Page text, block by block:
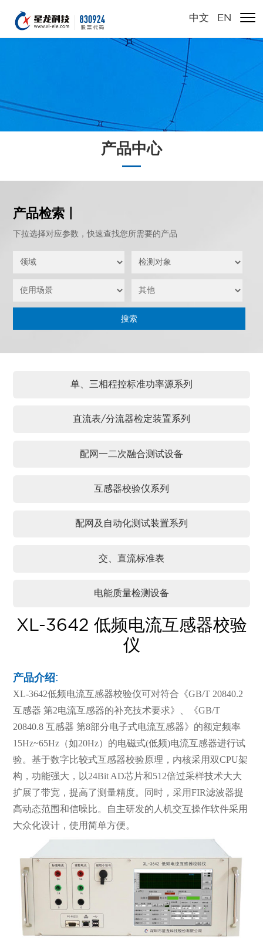
中文 EN
产品中心
产品检索 |
下拉选择对应参数，快速查找您所需要的产品
单、三相程控标准功率源系列
直流表/分流器检定装置系列
配网一二次融合测试设备
互感器校验仪系列
配网及自动化测试装置系列
交、直流标准表
电能质量检测设备
XL-3642 低频电流互感器校验
仪
产品介绍:
XL-3642低频电流互感器校验仪可对符合《GB/T 20840.2
互感器 第2电流互感器的补充技术要求》、《GB/T
20840.8 互感器 第8部分电子式电流互感器》的额定频率
15Hz~65Hz（如20Hz）的电磁式(低频)电流互感器进行试
验。基于数字比较式互感器校验原理，内核采用双CPU架
构，功能强大，以24Bit AD芯片和512倍过采样技术大大
扩展了带宽，提高了测量精度。同时，采用FIR滤波器提
高动态范围和信噪比。自主研发的人机交互操作软件采用
大众化设计，使用简单方便。